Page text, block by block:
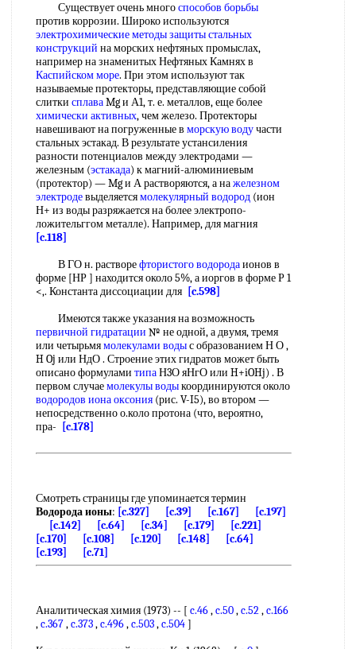
Существует очень многоспособов борьбы
против коррозии. Широко используются
электрохимические методы защитыстальных
конструкций на морских нефтяных промыслах,
например на знаменитых Нефтяных Камнях в
Каспийском море. При этом используют так
называемые протекторы, представляющие собой
слитки сплаваMg и А1, т. е. металлов, еще более
химически активных, чем железо. Протекторы
навешивают на погруженные в морскую водучасти
стальных эстакад. В результате устансиления
разности потенциалов между электродами —
железным (эстакада) к магний-алюминиевым
(протектор) — Mg и А растворяются, а нажелезном
электродевыделяетсямолекулярный водород (ион
Н+ из воды разряжается на более электропо-
ложительггом металле). Например, для магния
[c.118]
В ГО н. растворефтористого водородаионов в
форме [НР ] находится около 5%, а иоргов в форме Р 1
<,. Константа диссоциации для [c.598]
Имеются также указания на возможность
первичной гидратации № не одной, а двумя, тремя
или четырьмямолекулами водыс образованием Н О ,
H Oj или НдО . Строение этих гидратов может быть
описано формулами типаН3О яНгО или H+iOHj) . В
первом случаемолекулы водыкоординируются около
водородов иона оксония (рис. V-I5), во втором —
непосредственно о.коло протона (что, вероятно,
пра-
[c.178]
Смотреть страницы где упоминается термин
Водорода ионы: [c.327] [c.39] [c.167]
[c.197]
[c.142]
[c.64] [c.34] [c.179]
[c.221]
[c.170]
[c.108] [c.120] [c.148]
[c.64]
[c.193]
[c.71]
Аналитическая химия (1973) -- [ c.46,c.50,c.52,c.166
,c.367,c.373,c.496,c.503,c.504]